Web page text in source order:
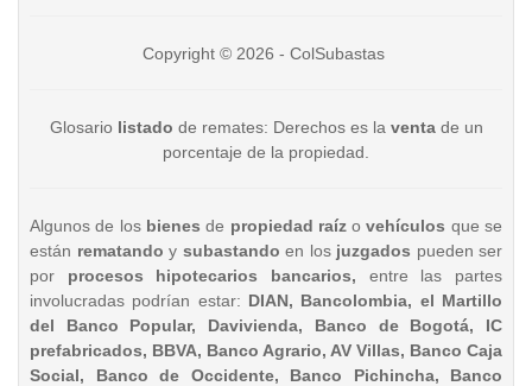
Copyright © 2026 - ColSubastas
Glosario listado de remates: Derechos es la ventade un
porcentaje de la propiedad.
Algunos de los bienesde propiedad raízo vehículos que se
están rematando y subastando en los juzgados pueden ser
por procesos hipotecarios bancarios, entre las partes
involucradas podrían estar: DIAN, Bancolombia, el Martillo
del Banco Popular, Davivienda, Banco de Bogotá, IC
prefabricados, BBVA, Banco Agrario, AV Villas, Banco Caja
Social, Banco de Occidente, Banco Pichincha, Banco